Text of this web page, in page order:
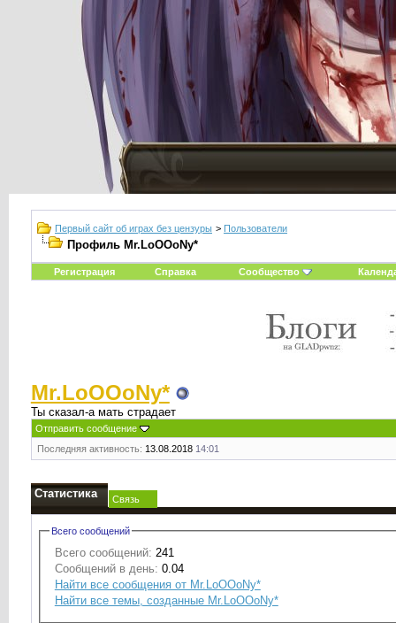
Первый сайт об играх без цензуры > Пользователи
Профиль Mr.LoOOoNy*
Регистрация Справка Сообщество
Mr.LoOOoNy*
Ты сказал-а мать страдает
Отправить сообщение
Последняя активность: 13.08.2018 14:01
Статистика Связь
Всего сообщений
Всего сообщений: 241
Сообщений в день: 0.04
Найти все сообщения от Mr.LoOOoNy*
Найти все темы, созданные Mr.LoOOoNy*